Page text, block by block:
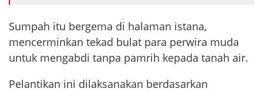
Sumpah itu bergema di halaman istana,
mencerminkan tekad bulat para perwira muda
untuk mengabdi tanpa pamrih kepada tanah air.
Pelantikan ini dilaksanakan berdasarkan